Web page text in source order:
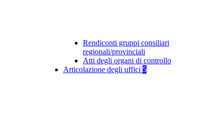
Rendiconti gruppi consiliari
regionali/provinciali
Atti degli organi di controllo
Articolazione degli uffici 5